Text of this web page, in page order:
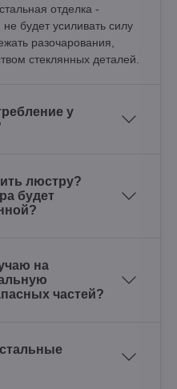
отделка -
будет усиливать силу
разочарования,
стеклянных деталей.
у
люстру?
будет
на
частей?